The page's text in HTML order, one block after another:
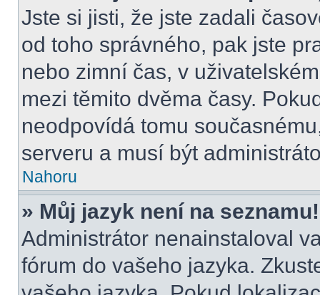
Jste si jisti, že jste zadali
od toho správného, pak jste
nebo zimní čas, v
mezi těmito dvěma časy.
neodpovídá tomu
serveru a musí být
Nahoru
» Můj jazyk není na seznamu!
Administrátor nenainstaloval
fórum do vašeho jazyka.